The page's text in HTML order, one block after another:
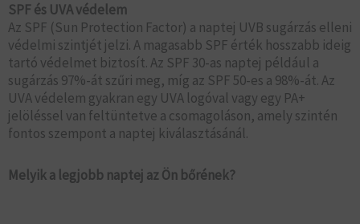
SPF és UVA védelem
Az SPF (Sun Protection Factor) a naptej UVB sugárzás elleni
védelmi szintjét jelzi. A magasabb SPF érték hosszabb ideig
tartó védelmet biztosít. Az SPF 30-as naptej például a
sugárzás 97%-át szűri meg, míg az SPF 50-es a 98%-át. Az
UVA védelem gyakran egy UVA logóval vagy egy PA+
jelöléssel van feltüntetve a csomagoláson, amely szintén
fontos szempont a naptej kiválasztásánál.
Melyik a legjobb naptej az Ön bőrének?